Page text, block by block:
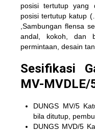
posisi tertutup yang
posisi tertutup katup
,Sambungan flensa
andal, kokoh, dan
permintaan, desain
Sesifikasi
MV-MVDLE/
DUNGS MV/5
bila ditutup,
DUNGS MVD/5